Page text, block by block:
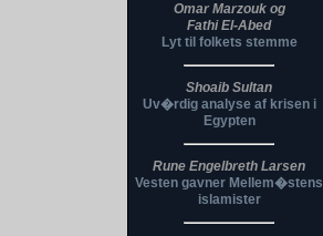
Omar Marzouk og
Fathi El-Abed
Lyt til folkets stemme
Shoaib Sultan
Uv�rdig analyse af krisen i
Egypten
Rune Engelbreth Larsen
Vesten gavner Mellem�stens
islamister